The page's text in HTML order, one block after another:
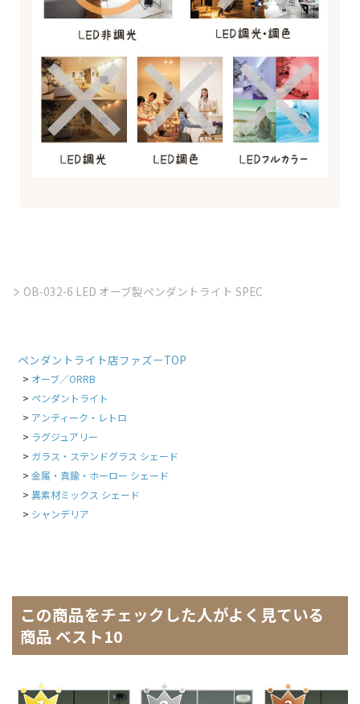
OB-032-6 LED オーブ製ペンダントライト SPEC
ペンダントライト店ファズーTOP
オーブ／ORRB
ペンダントライト
アンティーク・レトロ
ラグジュアリー
ガラス・ステンドグラス シェード
金属・真鍮・ホーロー シェード
異素材ミックス シェード
シャンデリア
この商品をチェックした人がよく見ている
商品 ベスト10